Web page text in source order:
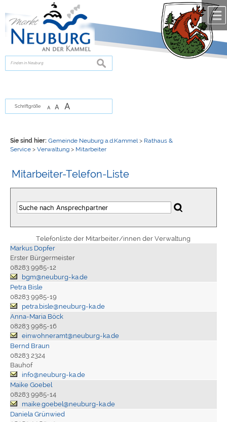
zur Navigationoder
springen.
suchen
Schriftgröße A A A
Sie sind hier: Gemeinde Neuburg a.d.Kammel > Rathaus &
Service> Verwaltung> Mitarbeiter
Mitarbeiter-Telefon-Liste
Telefonliste der Mitarbeiter/innen der Verwaltung
Markus Dopfer
Erster Bürgermeister
08283 9985-12
bgm@neuburg-ka.de
Petra Bisle
08283 9985-19
petra.bisle@neuburg-ka.de
Anna-Maria Böck
08283 9985-16
einwohneramt@neuburg-ka.de
Bernd Braun
08283 2324
Bauhof
info@neuburg-ka.de
Maike Goebel
08283 9985-14
maike.goebel@neuburg-ka.de
Daniela Grünwied